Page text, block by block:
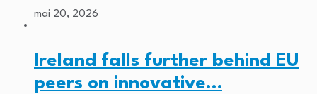
mai 20, 2026
Ireland falls further behind EU
peers on innovative…